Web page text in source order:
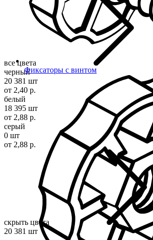
Фиксаторы с винтом
все цвета
черный
20 381 шт
от 2,40 р.
белый
18 395 шт
от 2,88 р.
серый
0 шт
от 2,88 р.
скрыть цвета
20 381 шт